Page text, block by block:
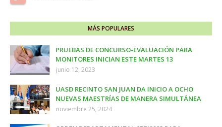
MÁS POPULARES
PRUEBAS DE CONCURSO-EVALUACIÓN PARA
MONITORES INICIAN ESTE MARTES 13
junio 12, 2023
UASD RECINTO SAN JUAN DA INICIO A OCHO
NUEVAS MAESTRÍAS DE MANERA SIMULTÁNEA
noviembre 25, 2024